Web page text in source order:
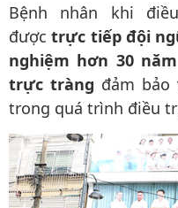
Bệnh nhân khi
đượctrực tiếp đội
nghiệm hơn 30
trực tràng đảm bảo
trong quá trình điều